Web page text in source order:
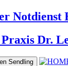
Notdienst
Praxis Dr.
Sendling